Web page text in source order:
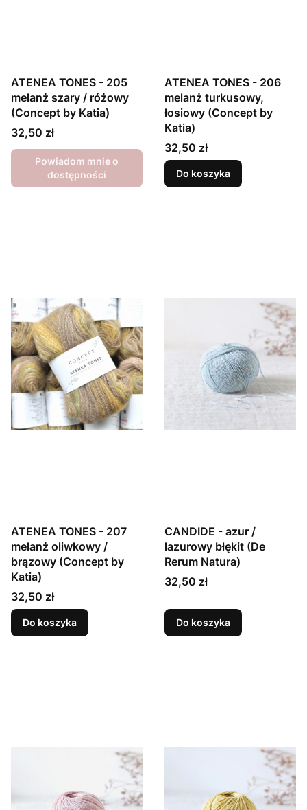
ATENEA TONES - 205
melanż szary / różowy
(Concept by Katia)
Cena
32,50 zł
Powiadom mnie o
dostępności
ATENEA TONES - 206
melanż turkusowy,
łosiowy (Concept by
Katia)
Cena
32,50 zł
Do koszyka
ATENEA TONES - 207
melanż oliwkowy /
brązowy (Concept by
Katia)
Cena
32,50 zł
Do koszyka
CANDIDE - azur /
lazurowy błękit (De
Rerum Natura)
Cena
32,50 zł
Do koszyka